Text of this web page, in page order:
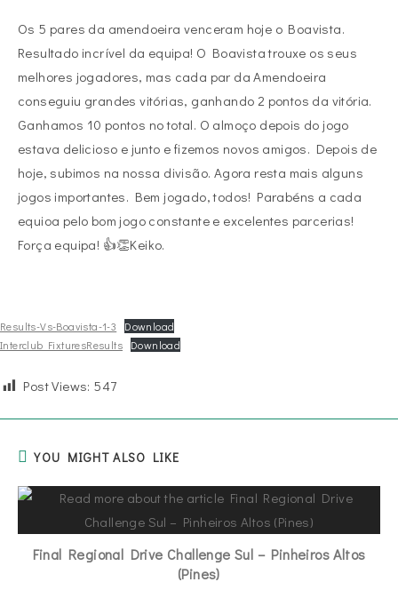
Os 5 pares da amendoeira venceram hoje o Boavista.
Resultado incrível da equipa! O Boavista trouxe os seus
melhores jogadores, mas cada par da Amendoeira
conseguiu grandes vitórias, ganhando 2 pontos da vitória.
Ganhamos 10 pontos no total. O almoço depois do jogo
estava delicioso e junto e fizemos novos amigos. Depois de
hoje, subimos na nossa divisão. Agora resta mais alguns
jogos importantes. Bem jogado, todos! Parabéns a cada
equioa pelo bom jogo constante e excelentes parcerias!
Força equipa! 👍👏Keiko.
Results-Vs-Boavista-1-3
Download
Interclub FixturesResults
Download
Post Views: 547
YOU MIGHT ALSO LIKE
Final Regional Drive Challenge Sul – Pinheiros Altos
(Pines)